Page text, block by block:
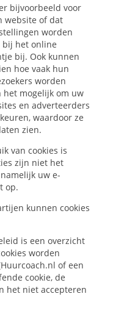
bijvoorbeeld voor
website of dat
worden
bij het online
bij. Ook kunnen
hoe vaak hun
worden
het mogelijk om uw
en adverteerders
waardoor ze
zien.
van cookies is
zijn niet het
uw e-
op.
kunnen cookies
is een overzicht
worden
of een
cookie, de
het niet accepteren